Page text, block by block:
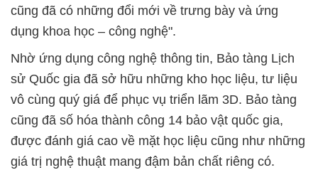
cũng đã có những đổi mới về trưng bày và ứng
dụng khoa học – công nghệ".
Nhờ ứng dụng công nghệ thông tin, Bảo tàng Lịch
sử Quốc gia đã sở hữu những kho học liệu, tư liệu
vô cùng quý giá để phục vụ triển lãm 3D. Bảo tàng
cũng đã số hóa thành công 14 bảo vật quốc gia,
được đánh giá cao về mặt học liệu cũng như những
giá trị nghệ thuật mang đậm bản chất riêng có.